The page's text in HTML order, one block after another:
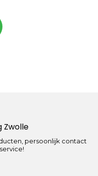
Zwolle
persoonlijk contact